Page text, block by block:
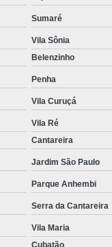
Sumaré
Vila Sônia
Belenzinho
Penha
Vila Curuçá
Vila Ré
Cantareira
Jardim São Paulo
Parque Anhembi
Serra da Cantareira
Vila Maria
Cubatão